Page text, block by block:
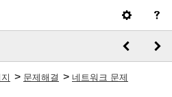
> 문제해결 > 네트워크 문제